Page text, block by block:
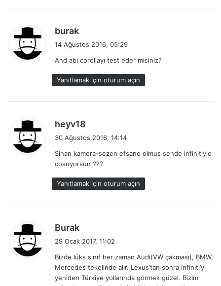
burak
i
k
i
14 Ağustos 2016, 05:29
And abi corollayı test eder misiniz?
Yanıtlamak için oturum açın
heyv18
i
k
i
:
30 Ağustos 2016, 14:14
Sinan kamera-sezen efsane olmus sende infinitiyle
cosuyorsun ???
Yanıtlamak için oturum açın
Burak
i
k
29 Ocak 2017, 11:02
Bizde lüks sınıf her zaman Audi(VW çakması), BMW,
Mercedes tekelinde alır. Lexus’tan sonra İnfiniti’yi
yeniden Türkiye yollarında görmek güzel. Bizim